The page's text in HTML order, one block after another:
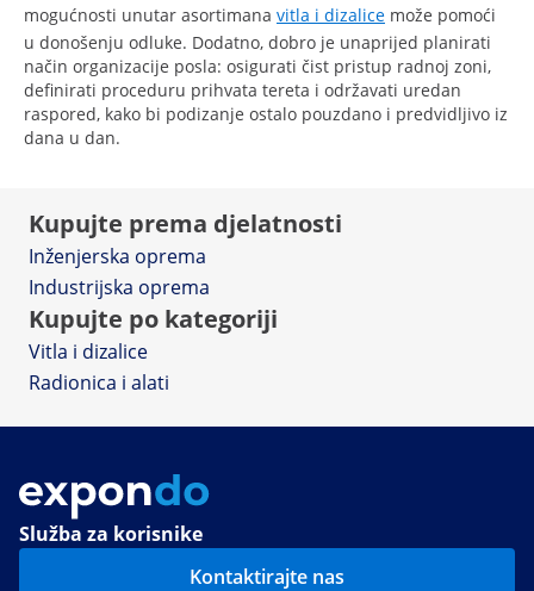
mogućnosti unutar asortimana vitla i dizalice može pomoći
u donošenju odluke. Dodatno, dobro je unaprijed planirati
način organizacije posla: osigurati čist pristup radnoj zoni,
definirati proceduru prihvata tereta i održavati uredan
raspored, kako bi podizanje ostalo pouzdano i predvidljivo iz
dana u dan.
Kupujte prema djelatnosti
Inženjerska oprema
Industrijska oprema
Kupujte po kategoriji
Vitla i dizalice
Radionica i alati
Služba za korisnike
Kontaktirajte nas